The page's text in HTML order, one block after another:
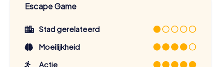
Escape Game
Stad gerelateerd
Moeilijkheid
Actie